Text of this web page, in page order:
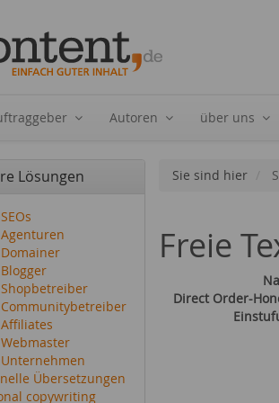
Autoren über uns
Lösungen
Übersetzungen
copywriting
Sie sind hier
Freie
Direct Order-